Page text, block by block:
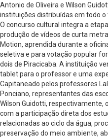
Antonio de Oliveira e Wilson
instituições distribuídas em todo o
O concurso cultural integra a
produção de vídeos de curta
Motion, aprendida durante a
seletiva e para votação popular
dois de Piracicaba. A instituição
tablet para o professor e uma
Capitaneado pelos professores
Ponciano, representantes das
Wilson Guidotti, respectivamente,
com a participação direta dos
relacionadas ao ciclo da água,
preservação do meio ambiente,